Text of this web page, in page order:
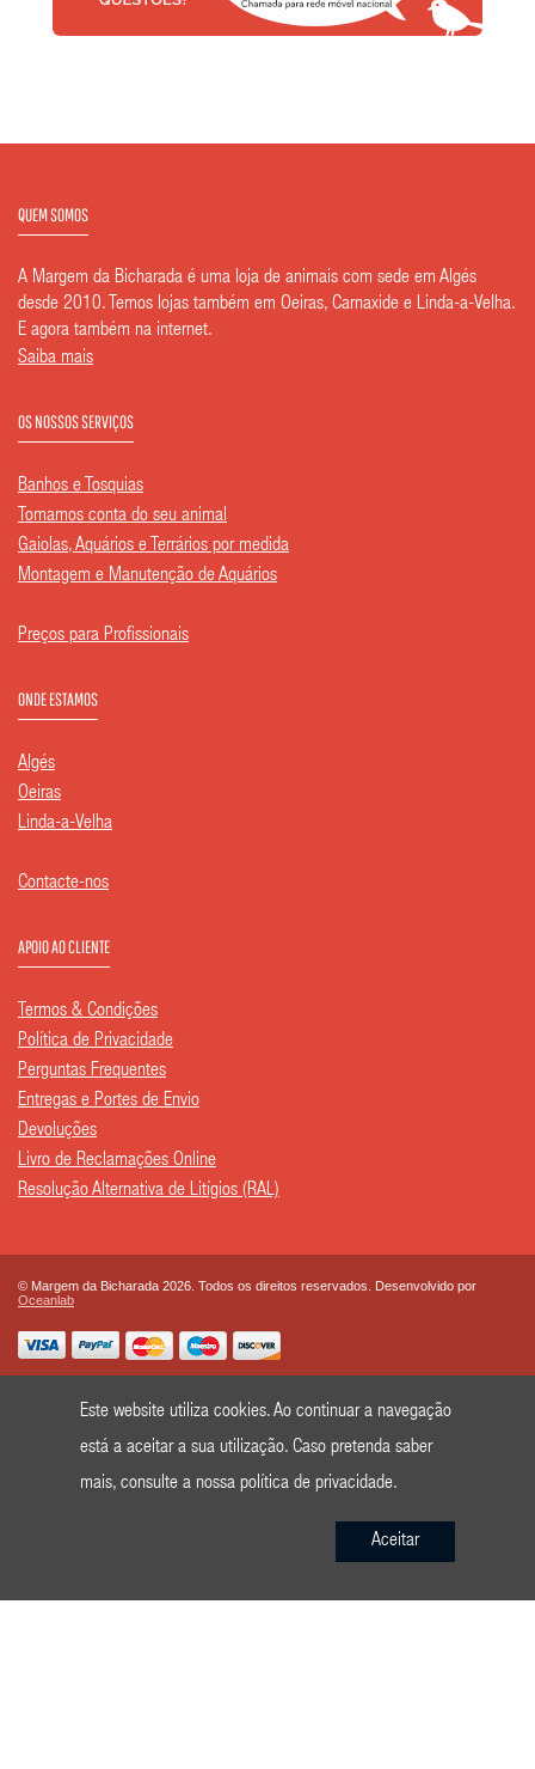
QUEM SOMOS
A Margem da Bicharada é uma loja de animais com sede em Algés
desde 2010. Temos lojas também em Oeiras, Carnaxide e Linda-a-Velha.
E agora também na internet.
Saiba mais
OS NOSSOS SERVIÇOS
Banhos e Tosquias
Tomamos conta do seu animal
Gaiolas, Aquários e Terrários por medida
Montagem e Manutenção de Aquários
Preços para Profissionais
ONDE ESTAMOS
Algés
Oeiras
Linda-a-Velha
Contacte-nos
APOIO AO CLIENTE
Termos & Condições
Política de Privacidade
Perguntas Frequentes
Entregas e Portes de Envio
Devoluções
Livro de Reclamações Online
Resolução Alternativa de Litígios (RAL)
© Margem da Bicharada 2026. Todos os direitos reservados. Desenvolvido por
Oceanlab
Este website utiliza cookies. Ao continuar a navegação
está a aceitar a sua utilização. Caso pretenda saber
mais, consulte a nossapolítica de privacidade.
Aceitar